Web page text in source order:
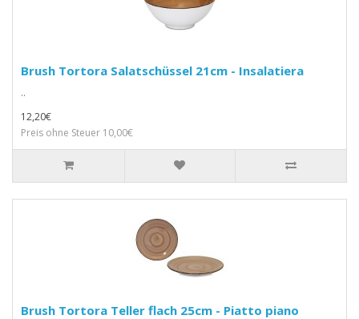
Brush Tortora Salatschüssel 21cm - Insalatiera
..
12,20€
Preis ohne Steuer 10,00€
Brush Tortora Teller flach 25cm - Piatto piano